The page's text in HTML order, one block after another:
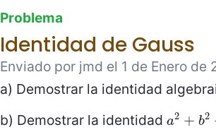
Problema
Identidad de Gauss
Enviado por jmd el 1 de Enero de
a) Demostrar la identidad
b) Demostrar la identidad a2 + b2
a2 +b2